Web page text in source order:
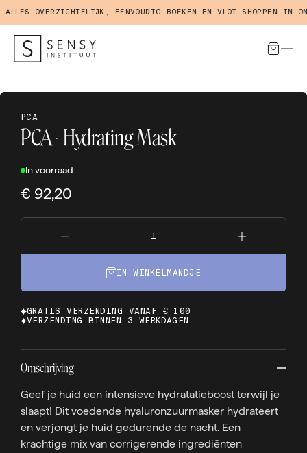
OVERZICHTELIJK, EENVOUDIG BOEKEN EN VLOT SHOPPEN IN
PCA
PCA - Hydrating Mask
In voorraad
€ 92,20
IN WINKELMANDJE
GRATIS VERZENDING VANAF € 100
VERZENDING BINNEN 3 WERKDAGEN
Omschrijving
Geef je huid een intensieve hydratatieboost terwijl je
slaapt! Dit voedende hyaluronzuurmasker hydrateert
en verjongt je huid gedurende de nacht. Een
krachtige mix van corrigerende ingrediënten